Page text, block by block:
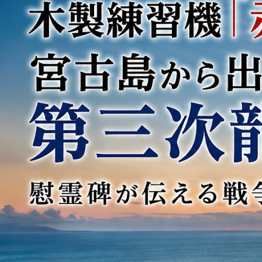
み
キ
ッ
チ
ン
カ
ー
調
理
ス
タ
ッ
フ
募